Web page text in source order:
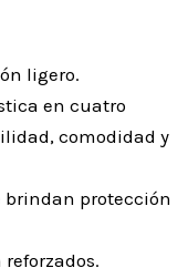
ligero.
en cuatro
comodidad y
brindan protección